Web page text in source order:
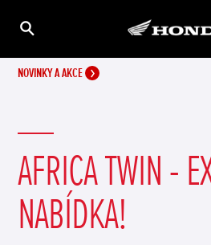
NOVINKY A AKCE
AFRICA TWIN -
NABÍDKA!